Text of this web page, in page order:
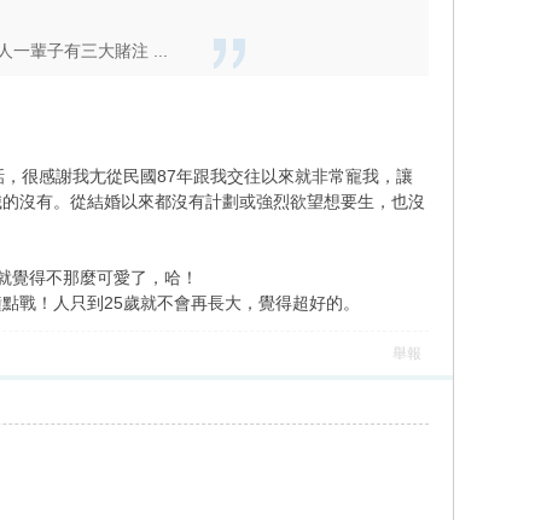
輩子有三大賭注 ...
很感謝我尢從民國87年跟我交往以來就非常寵我，讓
沒有。從結婚以來都沒有計劃或強烈欲望想要生，也沒
得不那麼可愛了，哈！
戰！人只到25歲就不會再長大，覺得超好的。
舉報